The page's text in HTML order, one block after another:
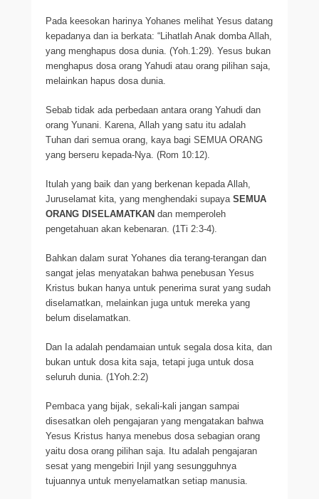
Pada keesokan harinya Yohanes melihat Yesus datang
kepadanya dan ia berkata: “Lihatlah Anak domba Allah,
yang menghapus dosa dunia. (Yoh.1:29). Yesus bukan
menghapus dosa orang Yahudi atau orang pilihan saja,
melainkan hapus dosa dunia.
Sebab tidak ada perbedaan antara orang Yahudi dan
orang Yunani. Karena, Allah yang satu itu adalah
Tuhan dari semua orang, kaya bagi SEMUA ORANG
yang berseru kepada-Nya. (Rom 10:12).
Itulah yang baik dan yang berkenan kepada Allah,
Juruselamat kita, yang menghendaki supaya SEMUA
ORANG DISELAMATKAN dan memperoleh
pengetahuan akan kebenaran. (1Ti 2:3-4).
Bahkan dalam surat Yohanes dia terang-terangan dan
sangat jelas menyatakan bahwa penebusan Yesus
Kristus bukan hanya untuk penerima surat yang sudah
diselamatkan, melainkan juga untuk mereka yang
belum diselamatkan.
Dan Ia adalah pendamaian untuk segala dosa kita, dan
bukan untuk dosa kita saja, tetapi juga untuk dosa
seluruh dunia. (1Yoh.2:2)
Pembaca yang bijak, sekali-kali jangan sampai
disesatkan oleh pengajaran yang mengatakan bahwa
Yesus Kristus hanya menebus dosa sebagian orang
yaitu dosa orang pilihan saja. Itu adalah pengajaran
sesat yang mengebiri Injil yang sesungguhnya
tujuannya untuk menyelamatkan setiap manusia.